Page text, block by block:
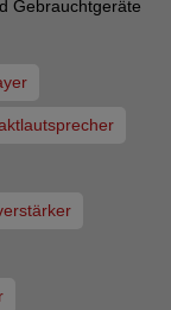
Gebrauchtgeräte